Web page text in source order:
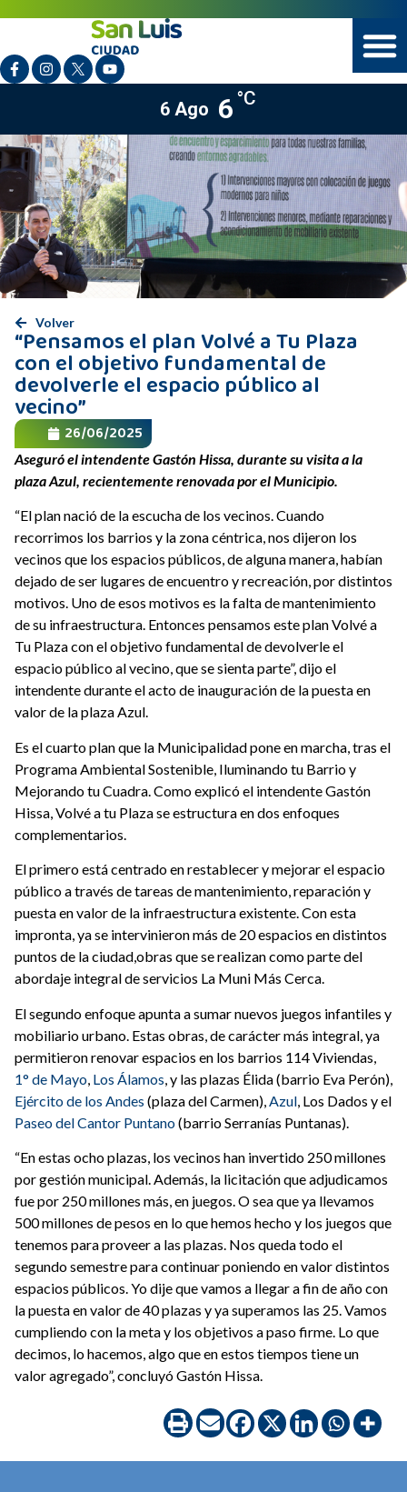
6 Ago 6 °C
Volver
“Pensamos el plan Volvé a Tu Plaza
con el objetivo fundamental de
devolverle el espacio público al
vecino”
26/06/2025
Aseguró el intendente Gastón Hissa, durante su visita a la
plaza Azul, recientemente renovada por el Municipio.
“El plan nació de la escucha de los vecinos. Cuando
recorrimos los barrios y la zona céntrica, nos dijeron los
vecinos que los espacios públicos, de alguna manera, habían
dejado de ser lugares de encuentro y recreación, por distintos
motivos. Uno de esos motivos es la falta de mantenimiento
de su infraestructura. Entonces pensamos este plan Volvé a
Tu Plaza con el objetivo fundamental de devolverle el
espacio público al vecino, que se sienta parte”, dijo el
intendente durante el acto de inauguración de la puesta en
valor de la plaza Azul.
Es el cuarto plan que la Municipalidad pone en marcha, tras el
Programa Ambiental Sostenible, Iluminando tu Barrio y
Mejorando tu Cuadra. Como explicó el intendente Gastón
Hissa, Volvé a tu Plaza se estructura en dos enfoques
complementarios.
El primero está centrado en restablecer y mejorar el espacio
público a través de tareas de mantenimiento, reparación y
puesta en valor de la infraestructura existente. Con esta
impronta, ya se intervinieron más de 20 espacios en distintos
puntos de la ciudad,obras que se realizan como parte del
abordaje integral de servicios La Muni Más Cerca.
El segundo enfoque apunta a sumar nuevos juegos infantiles y
mobiliario urbano. Estas obras, de carácter más integral, ya
permitieron renovar espacios en los barrios 114 Viviendas,
1° de Mayo Los Álamos , y las plazas Élida (barrio Eva Perón),
Ejército de los Andes (plaza del Carmen), Azul , Los Dados y el
Paseo del Cantor Puntano(barrio Serranías Puntanas).
“En estas ocho plazas, los vecinos han invertido 250 millones
por gestión municipal. Además, la licitación que adjudicamos
fue por 250 millones más, en juegos. O sea que ya llevamos
500 millones de pesos en lo que hemos hecho y los juegos que
tenemos para proveer a las plazas. Nos queda todo el
segundo semestre para continuar poniendo en valor distintos
espacios públicos. Yo dije que vamos a llegar a fin de año con
la puesta en valor de 40 plazas y ya superamos las 25. Vamos
cumpliendo con la meta y los objetivos a paso firme. Lo que
decimos, lo hacemos, algo que en estos tiempos tiene un
valor agregado”, concluyó Gastón Hissa.